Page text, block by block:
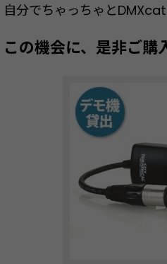
自分でちゃっちゃとDMXcat
この機会に、是非ご購